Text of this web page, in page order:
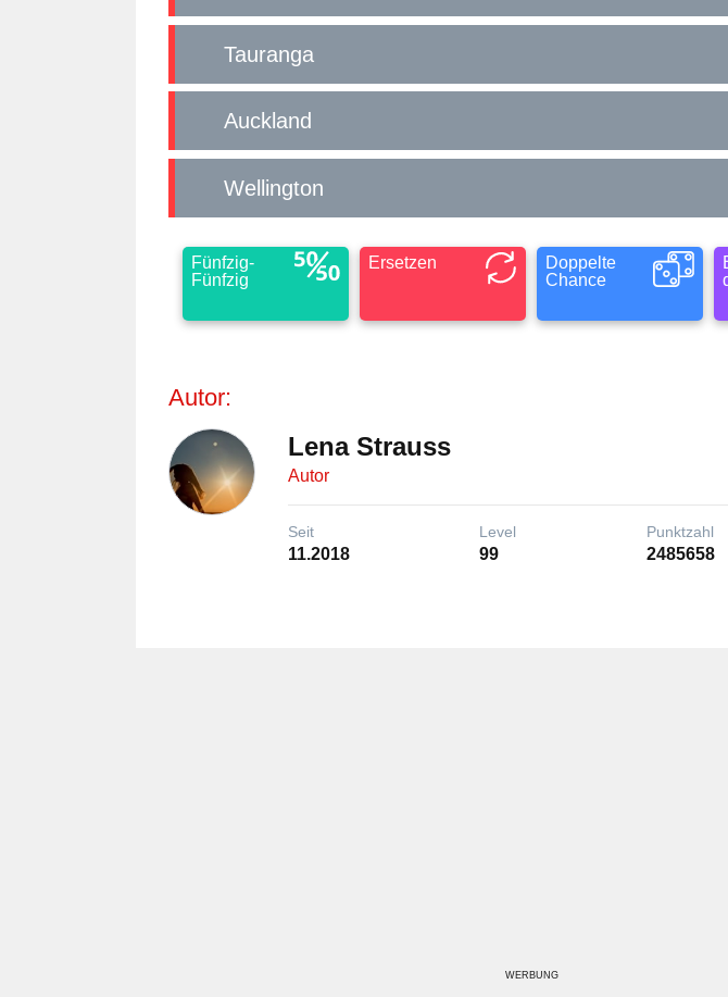
Tauranga
Auckland
Wellington
Fünfzig-
Fünfzig
Ersetzen
Doppelte
Chance
Autor:
Lena Strauss
Autor
Seit
11.2018
Level
99
Punktzahl
2485658
WERBUNG